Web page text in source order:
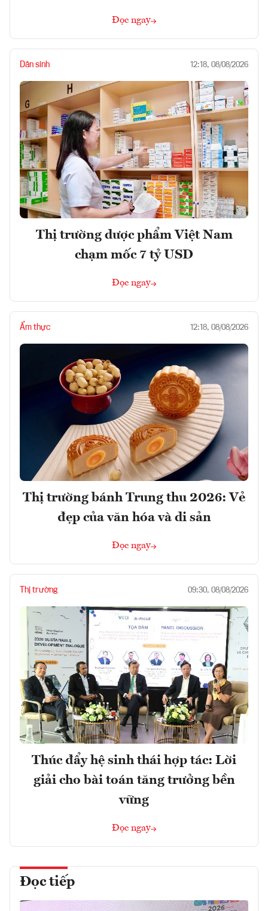
Đọc ngay
Dân sinh 12:18, 08/08/2026
Thị trường dược phẩm Việt Nam
chạm mốc 7 tỷ USD
Đọc ngay
Ẩm thực 12:18, 08/08/2026
Thị trường bánh Trung thu 2026: Vẻ
đẹp của văn hóa và di sản
Đọc ngay
Thị trường 09:30, 08/08/2026
Thúc đẩy hệ sinh thái hợp tác: Lời
giải cho bài toán tăng trưởng bền
vững
Đọc ngay
Đọc tiếp